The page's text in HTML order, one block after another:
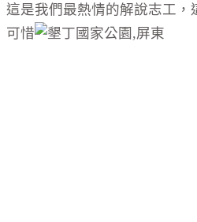
這是我們最熱情的解說志工，
可惜